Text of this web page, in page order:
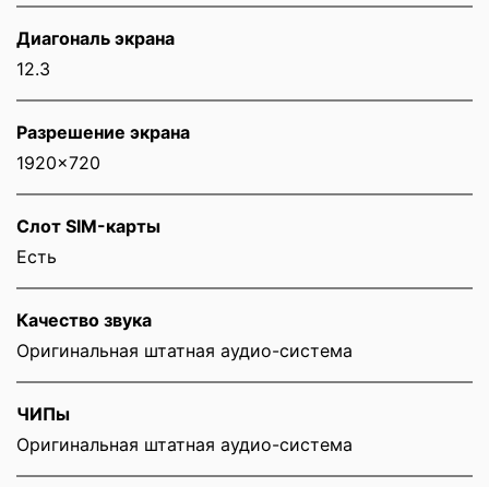
Диагональ экрана
12.3
Разрешение экрана
1920x720
Слот SIM-карты
Eсть
Качество звука
Оригинальная штатная аудио-система
ЧИПы
Оригинальная штатная аудио-система